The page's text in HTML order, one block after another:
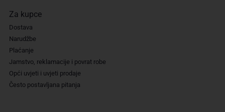
Za kupce
Dostava
Narudžbe
Plaćanje
Jamstvo, reklamacije i povrat robe
Opći uvjeti i uvjeti prodaje
Često postavljana pitanja